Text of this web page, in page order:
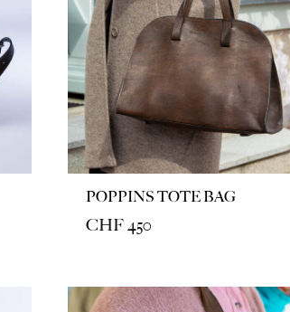
POPPINS TOTE BAG
CHF450